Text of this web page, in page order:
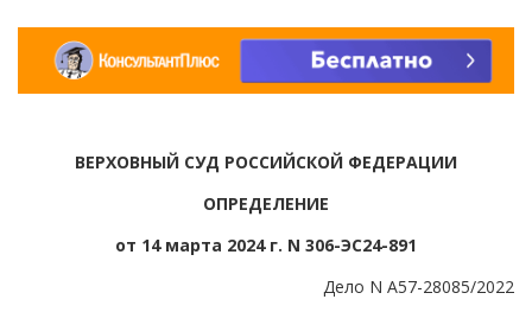
ВЕРХОВНЫЙ СУД РОССИЙСКОЙ ФЕДЕРАЦИИ
ОПРЕДЕЛЕНИЕ
от 14 марта 2024 г. N 306-ЭС24-891
Дело N А57-28085/2022